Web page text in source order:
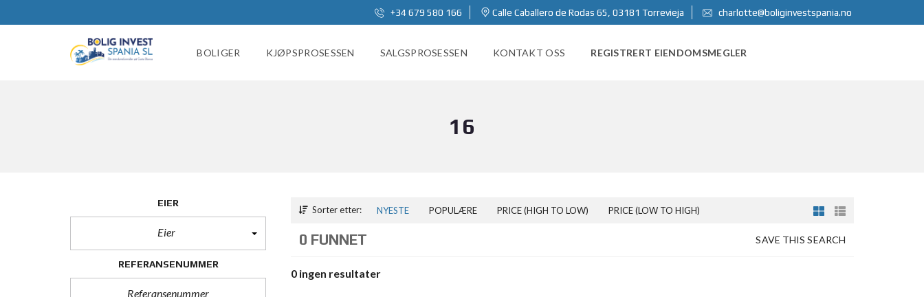
+34 679 580 166 Calle Caballero de Rodas 65, 03181 Torrevieja charlotte@boliginvestspania.no
BOLIGER KJØPSPROSESSEN SALGSPROSESSEN KONTAKT OSS REGISTRERT EIENDOMSMEGLER
16
EIER
Eier
REFERANSENUMMER
Sorter etter: NYESTE POPULÆRE PRICE (HIGH TO LOW) PRICE (LOW TO HIGH)
SAVE THIS SEARCH
0 FUNNET
0 ingen resultater